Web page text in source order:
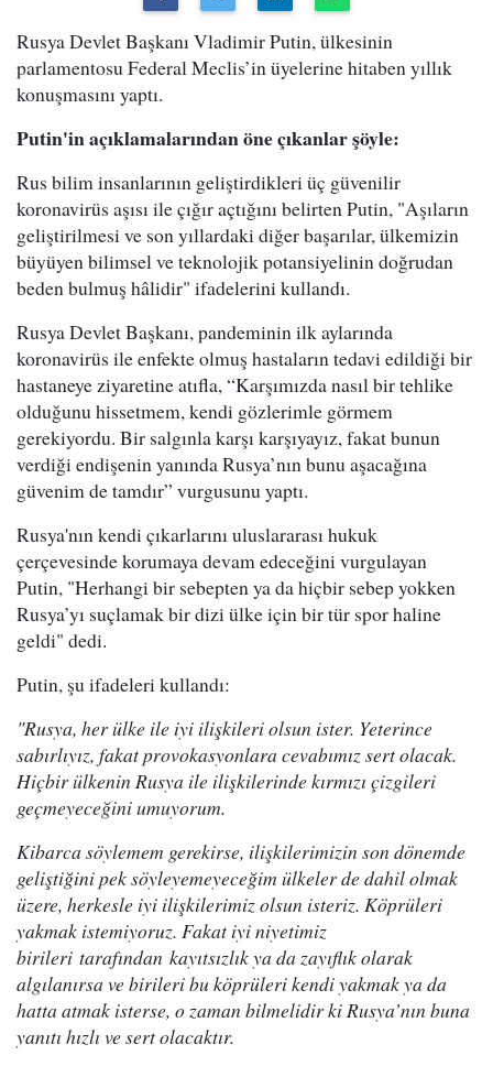
Rusya Devlet Başkanı Vladimir Putin, ülkesinin
parlamentosu Federal Meclis’in üyelerine hitaben yıllık
konuşmasını yaptı.
Putin'in açıklamalarından öne çıkanlar şöyle:
Rus bilim insanlarının geliştirdikleri üç güvenilir
koronavirüs aşısı ile çığır açtığını belirten Putin, "Aşıların
geliştirilmesi ve son yıllardaki diğer başarılar, ülkemizin
büyüyen bilimsel ve teknolojik potansiyelinin doğrudan
beden bulmuş hâlidir" ifadelerini kullandı.
Rusya Devlet Başkanı, pandeminin ilk aylarında
koronavirüs ile enfekte olmuş hastaların tedavi edildiği bir
hastaneye ziyaretine atıfla, “Karşımızda nasıl bir tehlike
olduğunu hissetmem, kendi gözlerimle görmem
gerekiyordu. Bir salgınla karşı karşıyayız, fakat bunun
verdiği endişenin yanında Rusya’nın bunu aşacağına
güvenim de tamdır” vurgusunu yaptı.
Rusya'nın kendi çıkarlarını uluslararası hukuk
çerçevesinde korumaya devam edeceğini vurgulayan
Putin, "Herhangi bir sebepten ya da hiçbir sebep yokken
Rusya’yı suçlamak bir dizi ülke için bir tür spor haline
geldi" dedi.
Putin, şu ifadeleri kullandı:
"Rusya, her ülke ile iyi ilişkileri olsun ister. Yeterince
sabırlıyız, fakat provokasyonlara cevabımız sert olacak.
Hiçbir ülkenin Rusya ile ilişkilerinde kırmızı çizgileri
geçmeyeceğini umuyorum.
Kibarca söylemem gerekirse, ilişkilerimizin son dönemde
geliştiğini pek söyleyemeyeceğim ülkeler de dahil olmak
üzere, herkesle iyi ilişkilerimiz olsun isteriz. Köprüleri
yakmak istemiyoruz. Fakat iyi niyetimiz
birileri tarafından kayıtsızlık ya da zayıflık olarak
algılanırsa ve birileri bu köprüleri kendi yakmak ya da
hatta atmak isterse, o zaman bilmelidir ki Rusya’nın buna
yanıtı hızlı ve sert olacaktır.